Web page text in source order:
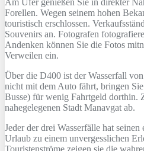
Am Ufer genießen Sie in direkter
Forellen. Wegen seinem hohen
touristisch erschlossen.
Souvenirs an. Fotografen
Andenken können Sie die Fotos
Verweilen ein.
Über die D400 ist der Wasserfall
nicht mit dem Auto fährt, bringen
Busse) für wenig Fahrtgeld dorthin.
nahegelegenen Stadt Manavgat ab.
Jeder der drei Wasserfälle hat
Urlaub zu einem unvergesslichen
Touristenströme zeigen sie die